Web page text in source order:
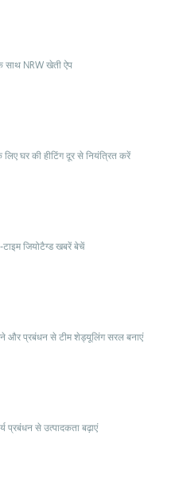
साथ NRW खेती ऐप
घर की हीटिंग दूर से नियंत्रित करें
जियोटैग्ड खबरें बेचें
और प्रबंधन से टीम शेड्यूलिंग सरल बनाएं
प्रबंधन से उत्पादकता बढ़ाएं